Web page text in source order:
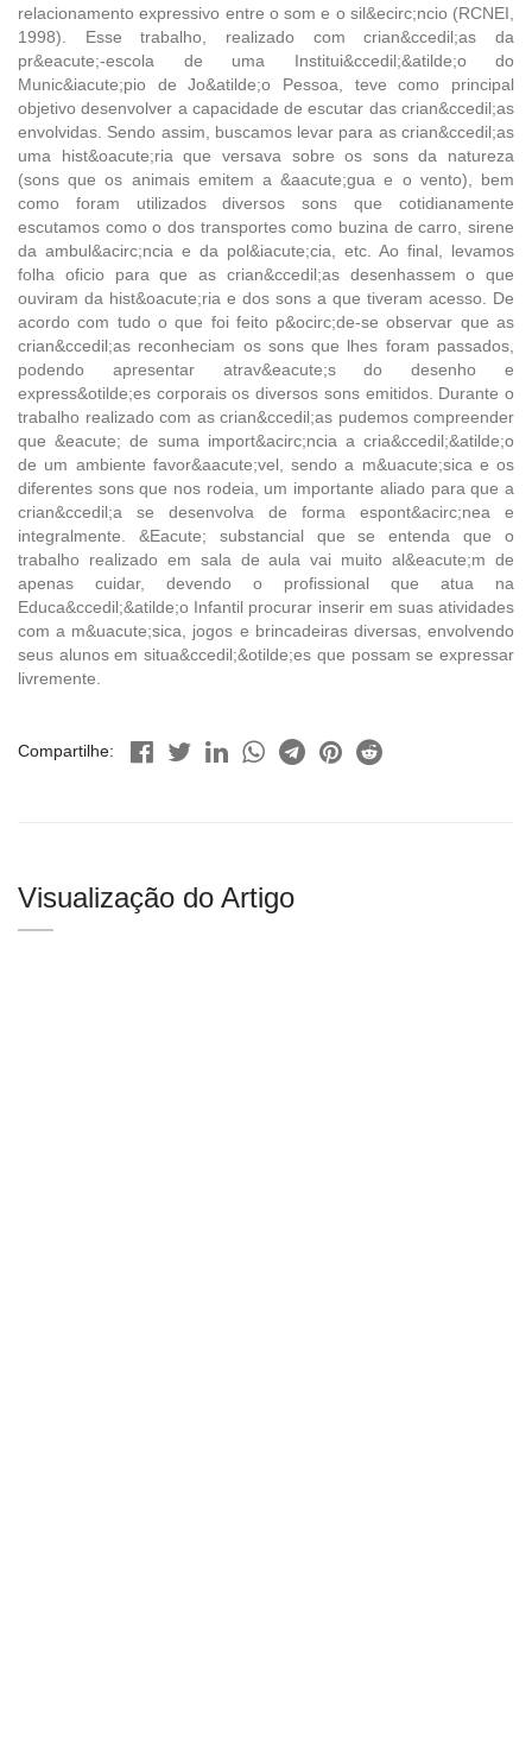
relacionamento expressivo entre o som e o sil&ecirc;ncio (RCNEI,
1998). Esse trabalho, realizado com crian&ccedil;as da
pr&eacute;-escola de uma Institui&ccedil;&atilde;o do
Munic&iacute;pio de Jo&atilde;o Pessoa, teve como principal
objetivo desenvolver a capacidade de escutar das crian&ccedil;as
envolvidas. Sendo assim, buscamos levar para as crian&ccedil;as
uma hist&oacute;ria que versava sobre os sons da natureza
(sons que os animais emitem a &aacute;gua e o vento), bem
como foram utilizados diversos sons que cotidianamente
escutamos como o dos transportes como buzina de carro, sirene
da ambul&acirc;ncia e da pol&iacute;cia, etc. Ao final, levamos
folha oficio para que as crian&ccedil;as desenhassem o que
ouviram da hist&oacute;ria e dos sons a que tiveram acesso. De
acordo com tudo o que foi feito p&ocirc;de-se observar que as
crian&ccedil;as reconheciam os sons que lhes foram passados,
podendo apresentar atrav&eacute;s do desenho e
express&otilde;es corporais os diversos sons emitidos. Durante o
trabalho realizado com as crian&ccedil;as pudemos compreender
que &eacute; de suma import&acirc;ncia a cria&ccedil;&atilde;o
de um ambiente favor&aacute;vel, sendo a m&uacute;sica e os
diferentes sons que nos rodeia, um importante aliado para que a
crian&ccedil;a se desenvolva de forma espont&acirc;nea e
integralmente. &Eacute; substancial que se entenda que o
trabalho realizado em sala de aula vai muito al&eacute;m de
apenas cuidar, devendo o profissional que atua na
Educa&ccedil;&atilde;o Infantil procurar inserir em suas atividades
com a m&uacute;sica, jogos e brincadeiras diversas, envolvendo
seus alunos em situa&ccedil;&otilde;es que possam se expressar
livremente.
Compartilhe:
Visualização do Artigo